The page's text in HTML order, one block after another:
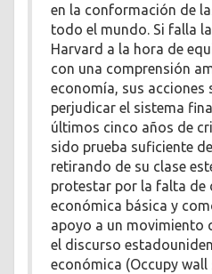
en la conformación de
todo el mundo. Si falla
Harvard a la hora de
con una comprensión
economía, sus acciones
perjudicar el sistema
últimos cinco años de
sido prueba suficiente
retirando de su clase
protestar por la falta de
económica básica y
apoyo a un movimiento
el discurso
económica (Occupy